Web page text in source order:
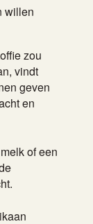
willen
zou
vindt
geven
en
of een